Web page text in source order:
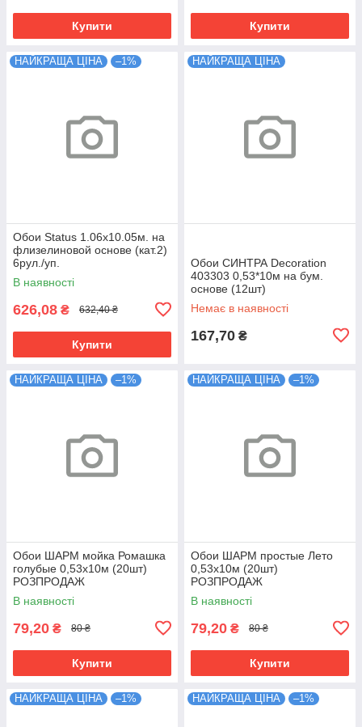
Купити Купити
НАЙКРАЩА ЦІНА –1%
Обои Status 1.06x10.05м. на
флизелиновой основе (кат.2)
6рул./уп.
В наявності
626,08 ₴ 632,40 ₴
Купити
НАЙКРАЩА ЦІНА
Обои СИНТРА Decoration
403303 0,53*10м на бум.
основе (12шт)
Немає в наявності
167,70 ₴
НАЙКРАЩА ЦІНА –1%
Обои ШАРМ мойка Ромашка
голубые 0,53х10м (20шт)
РОЗПРОДАЖ
В наявності
79,20 ₴ 80 ₴
Купити
НАЙКРАЩА ЦІНА –1%
Обои ШАРМ простые Лето
0,53х10м (20шт)
РОЗПРОДАЖ
В наявності
79,20 ₴ 80 ₴
Купити
НАЙКРАЩА ЦІНА –1% НАЙКРАЩА ЦІНА –1%